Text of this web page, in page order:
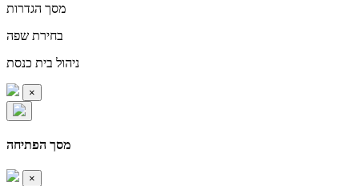
מסך הגדרות
בחירת שפה
ניהול בית כנסת
×
מסך הפתיחה
×